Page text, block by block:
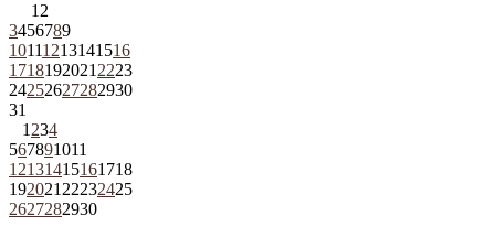
1 2
3456789
10111213141516
1718192021 2223
24252627282930
31
1 234
567891011
12131415161718
192021 22232425
2627282930